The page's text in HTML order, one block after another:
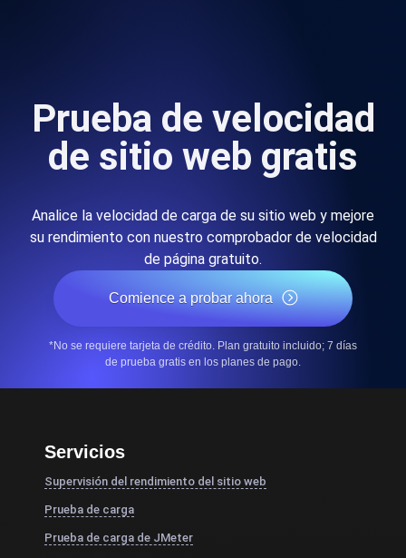
Prueba de velocidad
de sitio web gratis
Analice la velocidad de carga de su sitio web y mejore
su rendimiento con nuestro comprobador de velocidad
de página gratuito.
Comience a probar ahora
*No se requiere tarjeta de crédito. Plan gratuito incluido; 7 días
de prueba gratis en los planes de pago.
Servicios
Supervisión del rendimiento del sitio web
Prueba de carga
Prueba de carga de JMeter